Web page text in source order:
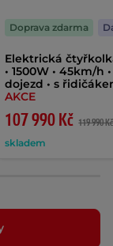
Elektrická
• 1500W • 45km/h
dojezd • s
AKCE
107 990 Kč 119 990 Kč
skladem
Doprava zdarma